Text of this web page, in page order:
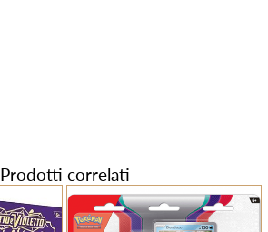
Prodotti correlati